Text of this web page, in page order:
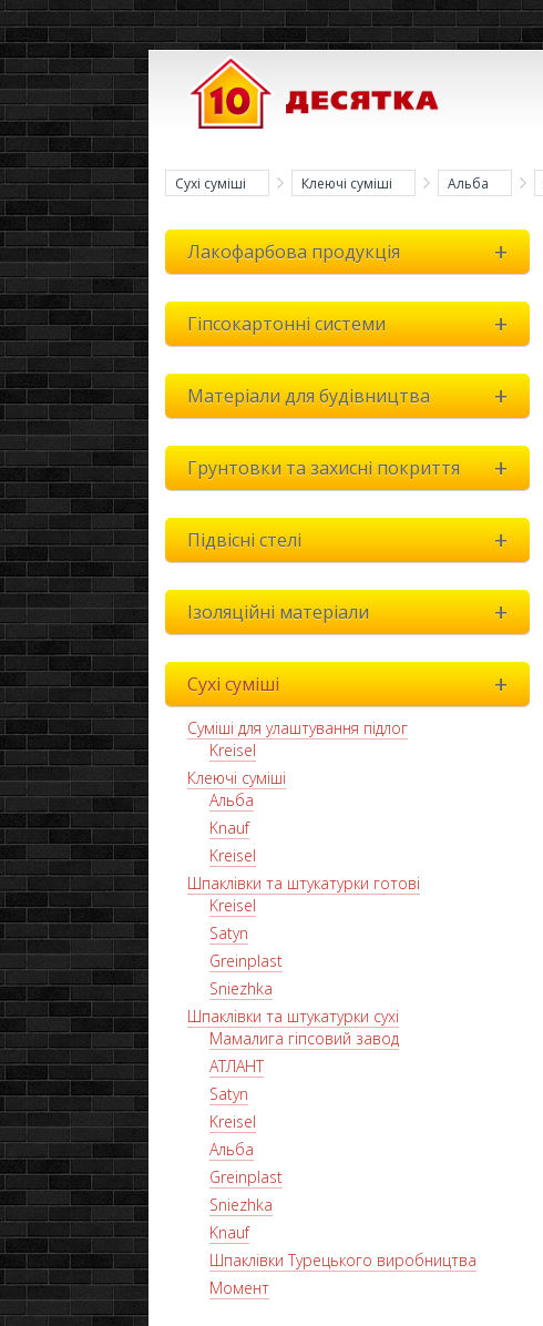
Сухі суміші Клеючі суміші Альба
Лакофарбова продукція +
Гіпсокартонні системи +
Матеріали для будівництва +
Грунтовки та захисні покриття +
Підвісні стелі +
Ізоляційні матеріали +
Сухі суміші +
Суміші для улаштування підлог
Kreisel
Клеючі суміші
Альба
Knauf
Kreisel
Шпаклівки та штукатурки готові
Kreisel
Satyn
Greinplast
Sniezhka
Шпаклівки та штукатурки сухі
Мамалига гіпсовий завод
АТЛАНТ
Satyn
Kreisel
Альба
Greinplast
Sniezhka
Knauf
Шпаклівки Турецького виробництва
Момент